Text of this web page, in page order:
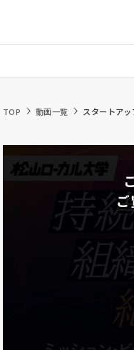
TOP 動画一覧 スタートアッ
ご